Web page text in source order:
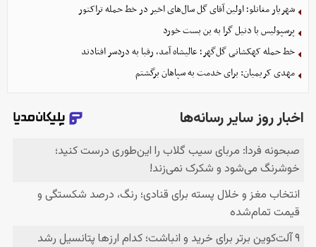
شهریار مغانلو؛ اولین آقای گل سال‌های اخیر در خط حمله تراکتور
پرسپولیس با دنیل گرا به بن بست خورد
خط حمله کهکشانی گل‌گهر؛ عالیشاه آمد، رقبا به دردسر افتادند
مهدی کریمیان: برای خدمت به سپاهان برگشتم